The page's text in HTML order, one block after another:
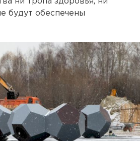
будут обеспечены